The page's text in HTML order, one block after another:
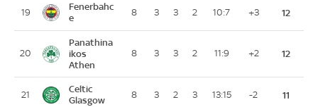
19
Fenerbahc
e
8 3 3 2 10:7 +3 12
20
Panathina
ikos
Athen
8 3 3 2 11:9 +2 12
21
Celtic
Glasgow
8 3 2 3 13:15 -2 11